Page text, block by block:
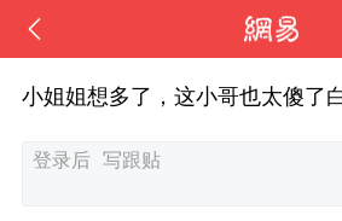
小姐姐想多了，这小哥也太傻了